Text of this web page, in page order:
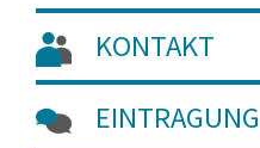
KONTAKT
EINTRAGUNG